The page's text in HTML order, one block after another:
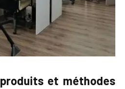
et méthodes